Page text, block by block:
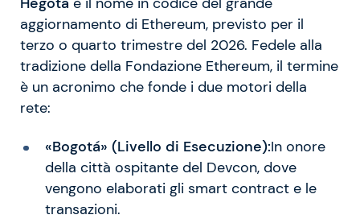
aggiornamento di Ethereum, previsto per il
terzo o quarto trimestre del 2026. Fedele alla
tradizione della Fondazione Ethereum, il termine
è un acronimo che fonde i due motori della
rete:
«Bogotá» (Livello di Esecuzione):In onore
della città ospitante del Devcon, dove
vengono elaborati gli smart contract e le
transazioni.